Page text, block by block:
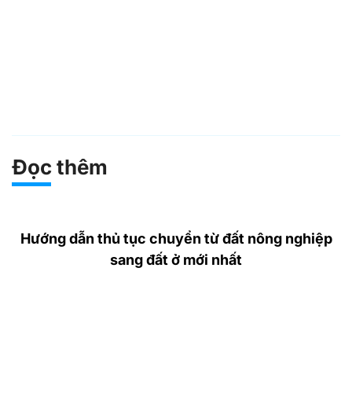
Đọc thêm
Hướng dẫn thủ tục chuyển từ đất nông nghiệp
sang đất ở mới nhất